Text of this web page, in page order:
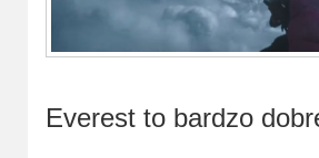
Everest to bardzo